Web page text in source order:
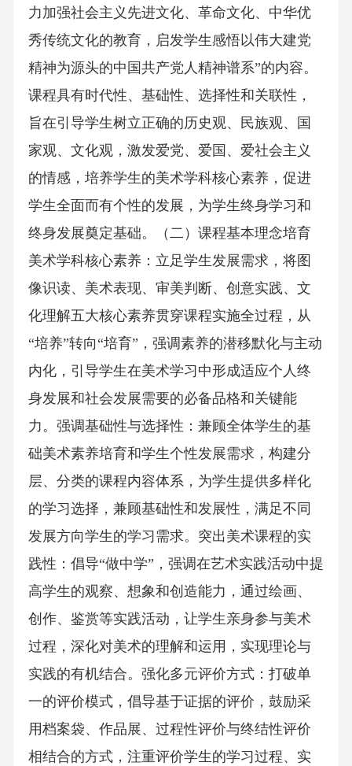
力加强社会主义先进文化、革命文化、中华优
秀传统文化的教育，启发学生感悟以伟大建党
精神为源头的中国共产党人精神谱系”的内容。
课程具有时代性、基础性、选择性和关联性，
旨在引导学生树立正确的历史观、民族观、国
家观、文化观，激发爱党、爱国、爱社会主义
的情感，培养学生的美术学科核心素养，促进
学生全面而有个性的发展，为学生终身学习和
终身发展奠定基础。（二）课程基本理念培育
美术学科核心素养：立足学生发展需求，将图
像识读、美术表现、审美判断、创意实践、文
化理解五大核心素养贯穿课程实施全过程，从
“培养”转向“培育”，强调素养的潜移默化与主动
内化，引导学生在美术学习中形成适应个人终
身发展和社会发展需要的必备品格和关键能
力。强调基础性与选择性：兼顾全体学生的基
础美术素养培育和学生个性发展需求，构建分
层、分类的课程内容体系，为学生提供多样化
的学习选择，兼顾基础性和发展性，满足不同
发展方向学生的学习需求。突出美术课程的实
践性：倡导“做中学”，强调在艺术实践活动中提
高学生的观察、想象和创造能力，通过绘画、
创作、鉴赏等实践活动，让学生亲身参与美术
过程，深化对美术的理解和运用，实现理论与
实践的有机结合。强化多元评价方式：打破单
一的评价模式，倡导基于证据的评价，鼓励采
用档案袋、作品展、过程性评价与终结性评价
相结合的方式，注重评价学生的学习过程、实